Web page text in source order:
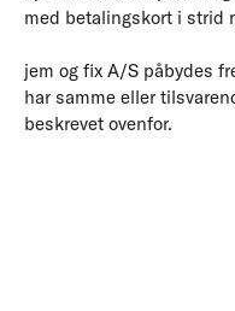
med betalingskort i strid
jem og fix A/S påbydes
har samme eller
beskrevet ovenfor.